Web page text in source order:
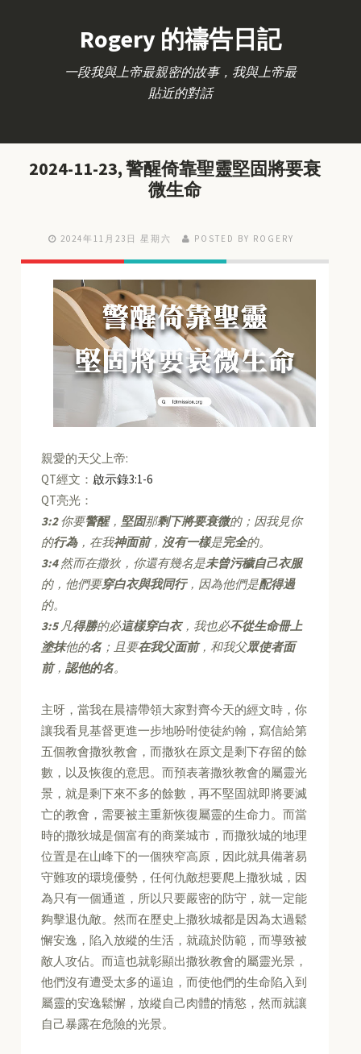
Rogery 的禱告日記
一段我與上帝最親密的故事，我與上帝最
貼近的對話
2024-11-23, 警醒倚靠聖靈堅固將要衰
微生命
2024年11月23日 星期六 POSTED BY ROGERY
親愛的天父上帝:
QT經文： 啟示錄3:1-6
QT亮光：
3:2你要警醒， 堅固那剩下將要衰微的；因我見你
的行為，在我神面前， 沒有一樣是完全的。
3:4然而在撒狄，你還有幾名是未曾污穢自己衣服
的，他們要穿白衣與我同行，因為他們是配得過
的。
3:5凡得勝的必這樣穿白衣，我也必不從生命冊上
塗抹他的名；且要在我父面前，和我父眾使者面
前，認他的名。
主呀，當我在晨禱帶領大家對齊今天的經文時，你
讓我看見基督更進一步地吩咐使徒約翰，寫信給第
五個教會撒狄教會，而撒狄在原文是剩下存留的餘
數，以及恢復的意思。而預表著撒狄教會的屬靈光
景，就是剩下來不多的餘數，再不堅固就即將要滅
亡的教會，需要被主重新恢復屬靈的生命力。而當
時的撒狄城是個富有的商業城市，而撒狄城的地理
位置是在山峰下的一個狹窄高原，因此就具備著易
守難攻的環境優勢，任何仇敵想要爬上撒狄城，因
為只有一個通道，所以只要嚴密的防守，就一定能
夠擊退仇敵。然而在歷史上撒狄城都是因為太過鬆
懈安逸，陷入放縱的生活，就疏於防範，而導致被
敵人攻佔。而這也就彰顯出撒狄教會的屬靈光景，
他們沒有遭受太多的逼迫，而使他們的生命陷入到
屬靈的安逸鬆懈，放縱自己肉體的情慾，然而就讓
自己暴露在危險的光景。